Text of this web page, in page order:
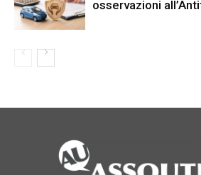
osservazioni